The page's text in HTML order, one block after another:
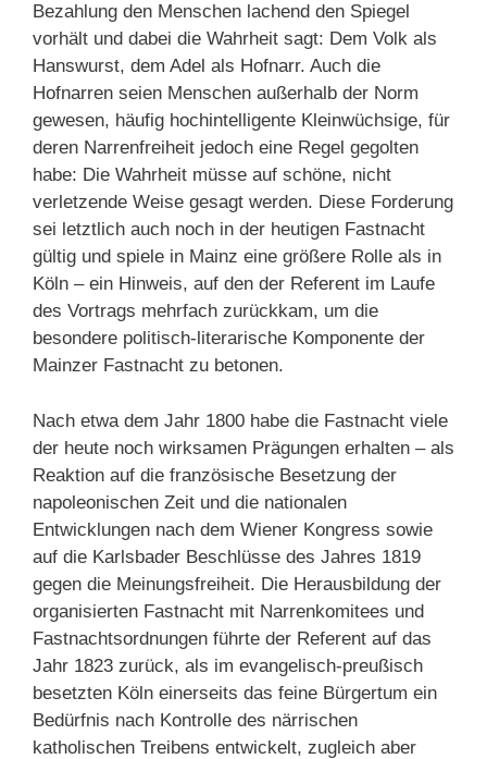
Bezahlung den Menschen lachend den Spiegel
vorhält und dabei die Wahrheit sagt: Dem Volk als
Hanswurst, dem Adel als Hofnarr. Auch die
Hofnarren seien Menschen außerhalb der Norm
gewesen, häufig hochintelligente Kleinwüchsige, für
deren Narrenfreiheit jedoch eine Regel gegolten
habe: Die Wahrheit müsse auf schöne, nicht
verletzende Weise gesagt werden. Diese Forderung
sei letztlich auch noch in der heutigen Fastnacht
gültig und spiele in Mainz eine größere Rolle als in
Köln – ein Hinweis, auf den der Referent im Laufe
des Vortrags mehrfach zurückkam, um die
besondere politisch-literarische Komponente der
Mainzer Fastnacht zu betonen.
Nach etwa dem Jahr 1800 habe die Fastnacht viele
der heute noch wirksamen Prägungen erhalten – als
Reaktion auf die französische Besetzung der
napoleonischen Zeit und die nationalen
Entwicklungen nach dem Wiener Kongress sowie
auf die Karlsbader Beschlüsse des Jahres 1819
gegen die Meinungsfreiheit. Die Herausbildung der
organisierten Fastnacht mit Narrenkomitees und
Fastnachtsordnungen führte der Referent auf das
Jahr 1823 zurück, als im evangelisch-preußisch
besetzten Köln einerseits das feine Bürgertum ein
Bedürfnis nach Kontrolle des närrischen
katholischen Treibens entwickelt, zugleich aber